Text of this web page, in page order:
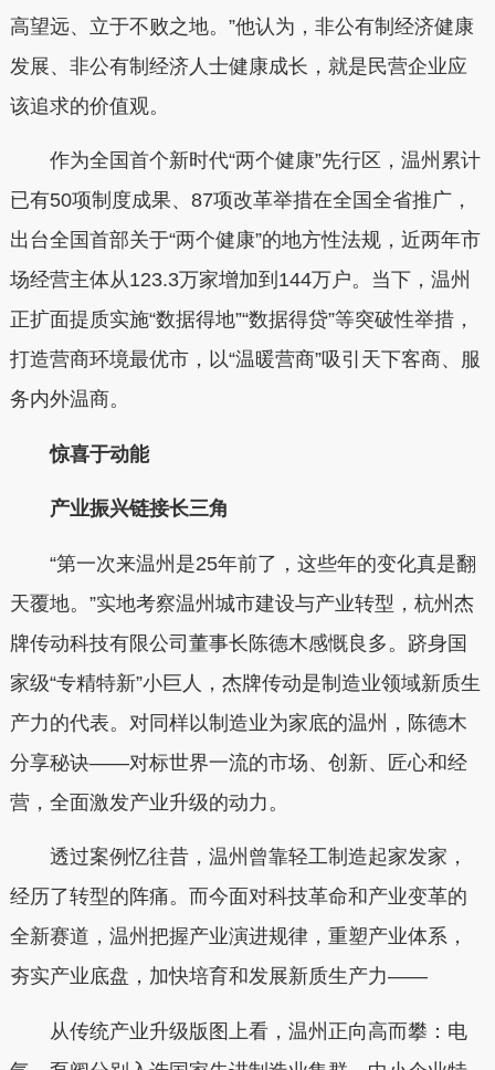
高望远、立于不败之地。”他认为，非公有制经济健康
发展、非公有制经济人士健康成长，就是民营企业应
该追求的价值观。
作为全国首个新时代“两个健康”先行区，温州累计
已有50项制度成果、87项改革举措在全国全省推广，
出台全国首部关于“两个健康”的地方性法规，近两年市
场经营主体从123.3万家增加到144万户。当下，温州
正扩面提质实施“数据得地”“数据得贷”等突破性举措，
打造营商环境最优市，以“温暖营商”吸引天下客商、服
务内外温商。
惊喜于动能
产业振兴链接长三角
“第一次来温州是25年前了，这些年的变化真是翻
天覆地。”实地考察温州城市建设与产业转型，杭州杰
牌传动科技有限公司董事长陈德木感慨良多。跻身国
家级“专精特新”小巨人，杰牌传动是制造业领域新质生
产力的代表。对同样以制造业为家底的温州，陈德木
分享秘诀——对标世界一流的市场、创新、匠心和经
营，全面激发产业升级的动力。
透过案例忆往昔，温州曾靠轻工制造起家发家，
经历了转型的阵痛。而今面对科技革命和产业变革的
全新赛道，温州把握产业演进规律，重塑产业体系，
夯实产业底盘，加快培育和发展新质生产力——
从传统产业升级版图上看，温州正向高而攀：电